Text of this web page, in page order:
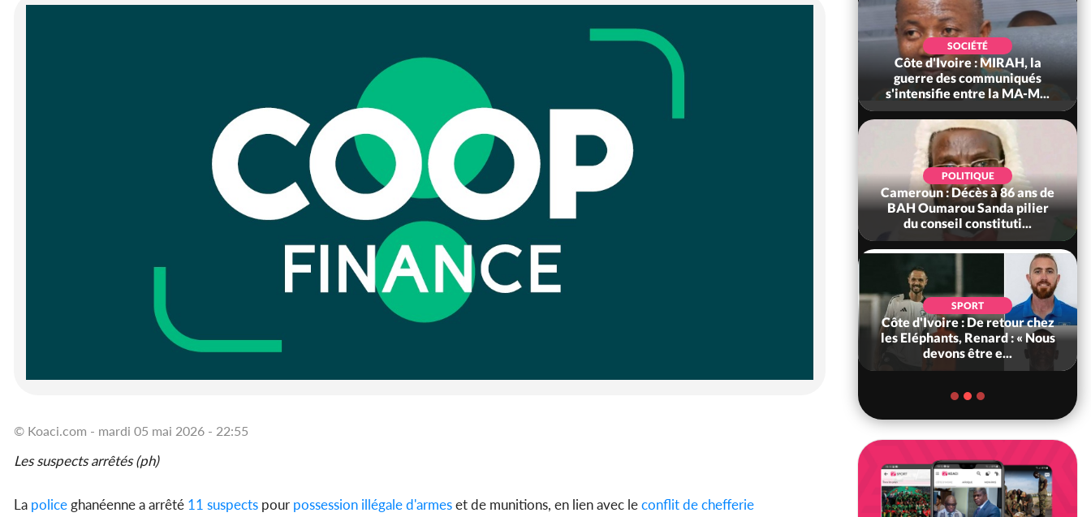
© Koaci.com - mardi 05 mai 2026 - 22:55
Les suspects arrêtés (ph)
La policeghanéenne a arrêté 11 suspects pour possession illégale d'armeset de munitions, en lien avec leconflit de chefferie
Côte d'Ivoire : Man, deux
personnes périssent dans un
SOCIÉTÉ
Côte d'Ivoire : MIRAH, la
guerre des communiqués
s'intensifie entre la MA-M...
POLITIQUE
Cameroun : Décès à 86 ans de
BAH Oumarou Sanda pilier
du conseil constituti...
SPORT
Côte d'Ivoire : De retour chez
les Eléphants, Renard : « Nous
devons être e...